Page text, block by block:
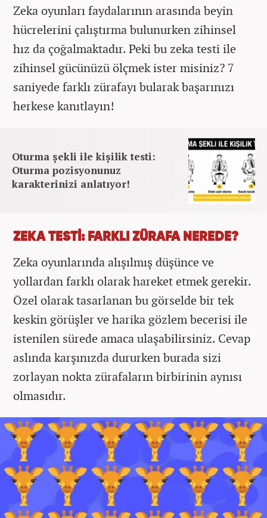
Zeka oyunları faydalarının arasında beyin
hücrelerini çalıştırma bulunurken zihinsel
hız da çoğalmaktadır. Peki bu zeka testi ile
zihinsel gücünüzü ölçmek ister misiniz? 7
saniyede farklı zürafayı bularak başarınızı
herkese kanıtlayın!
Oturma şekli ile kişilik testi:
Oturma pozisyonunuz
karakterinizi anlatıyor!
ZEKA TESTİ: FARKLI ZÜRAFA NEREDE?
Zeka oyunlarında alışılmış düşünce ve
yollardan farklı olarak hareket etmek gerekir.
Özel olarak tasarlanan bu görselde bir tek
keskin görüşler ve harika gözlem becerisi ile
istenilen sürede amaca ulaşabilirsiniz. Cevap
aslında karşınızda dururken burada sizi
zorlayan nokta zürafaların birbirinin aynısı
olmasıdır.